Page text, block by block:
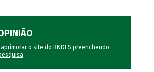
o site do BNDES preenchendo
.